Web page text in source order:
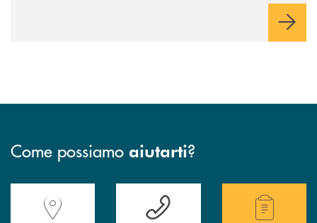
Come possiamo aiutarti?
Accedi all' elenco completo delle filiali della Banca.
Hai bisogno di assistenza immediata?
Hai bisogno di